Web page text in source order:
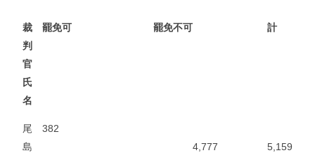
裁
判
官
氏
名
罷免可 罷免不可 計
尾
島
382
4,777
5,159